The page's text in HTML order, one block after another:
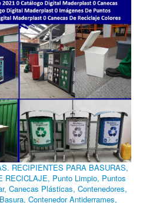
RECIPIENTES PARA BASURAS,
RECICLAJE, Punto Limpio, Puntos
Canecas Plásticas, Contenedores,
Contenedor Antiderrames,